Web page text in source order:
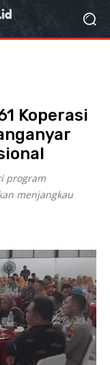
Koperasi
program
menjangkau